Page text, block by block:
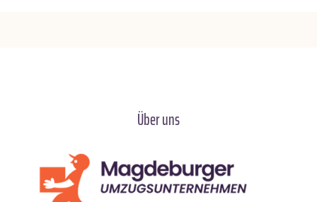
Über uns